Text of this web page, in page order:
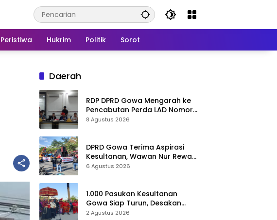
Peristiwa Hukrim Politik Sorot
Daerah
RDP DPRD Gowa Mengarah ke
Pencabutan Perda LAD Nomor
5 Tahun 2016
8 Agustus 2026
DPRD Gowa Terima Aspirasi
Kesultanan, Wawan Nur Rewa
Apresiasi Polresta Gowa
6 Agustus 2026
1.000 Pasukan Kesultanan
Gowa Siap Turun, Desakan
Cabut Perda LAD Menguat
2 Agustus 2026